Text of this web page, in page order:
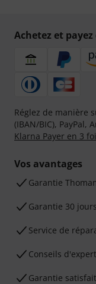
Achetez et
Réglez de manière
(IBAN/BIC), PayPal,
Klarna Payer en 3
Vos avantages
Ga­ran­tie
Garantie 30
Service de
Conseils
Garantie